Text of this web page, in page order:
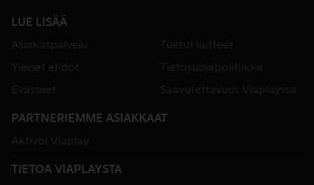
LUE LISÄÄ
Asiakaspalvelu
Tuetut laitteet
Yleiset ehdot
Tietosuojapolitiikka
Evästeet
Saavutettavuus Viaplayssa
PARTNERIEMME ASIAKKAAT
Aktivoi Viaplay
TIETOA VIAPLAYSTA